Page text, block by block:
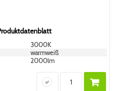
3000K
warmweiß
2000lm